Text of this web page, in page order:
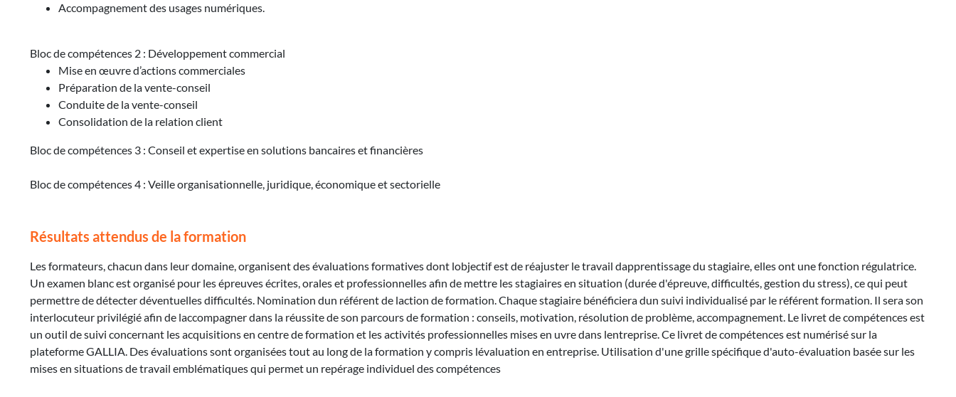
Accompagnement des usages numériques.
Bloc de compétences 2 : Développement commercial
Mise en œuvre d’actions commerciales
Préparation de la vente-conseil
Conduite de la vente-conseil
Consolidation de la relation client
Bloc de compétences 3 : Conseil et expertise en solutions bancaires et financières
Bloc de compétences 4 : Veille organisationnelle, juridique, économique et sectorielle
Résultats attendus de la formation
Les formateurs, chacun dans leur domaine, organisent des évaluations formatives dont lobjectif est de réajuster le travail dapprentissage du stagiaire, elles ont une fonction régulatrice.
Un examen blanc est organisé pour les épreuves écrites, orales et professionnelles afin de mettre les stagiaires en situation (durée d'épreuve, difficultés, gestion du stress), ce qui peut
permettre de détecter déventuelles difficultés. Nomination dun référent de laction de formation. Chaque stagiaire bénéficiera dun suivi individualisé par le référent formation. Il sera son
interlocuteur privilégié afin de laccompagner dans la réussite de son parcours de formation : conseils, motivation, résolution de problème, accompagnement. Le livret de compétences est
un outil de suivi concernant les acquisitions en centre de formation et les activités professionnelles mises en uvre dans lentreprise. Ce livret de compétences est numérisé sur la
plateforme GALLIA. Des évaluations sont organisées tout au long de la formation y compris lévaluation en entreprise. Utilisation d'une grille spécifique d'auto-évaluation basée sur les
mises en situations de travail emblématiques qui permet un repérage individuel des compétences